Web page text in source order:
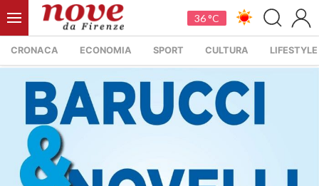
36 °C
CRONACA ECONOMIA SPORT CULTURA LIFESTYLE